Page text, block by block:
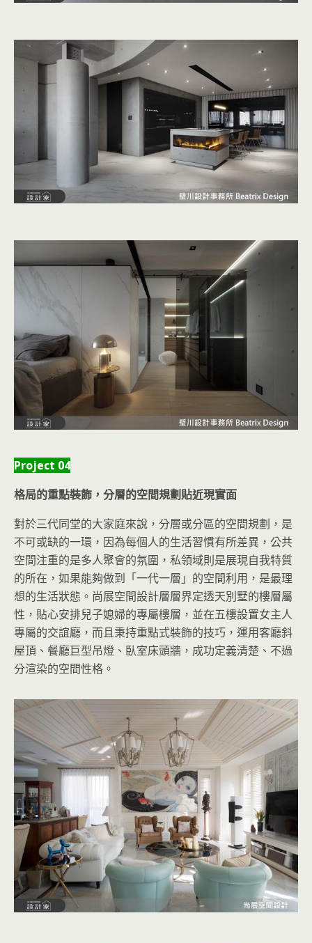
Project 04
格局的重點裝飾，分層的空間規劃貼近現實面
對於三代同堂的大家庭來說，分層或分區的空間規劃，是
不可或缺的一環，因為每個人的生活習慣有所差異，公共
空間注重的是多人聚會的氛圍，私領域則是展現自我特質
的所在，如果能夠做到「一代一層」的空間利用，是最理
想的生活狀態。尚展空間設計層層界定透天別墅的樓層屬
性，貼心安排兒子媳婦的專屬樓層，並在五樓設置女主人
專屬的交誼廳，而且秉持重點式裝飾的技巧，運用客廳斜
屋頂、餐廳巨型吊燈、臥室床頭牆，成功定義清楚、不過
分渲染的空間性格。